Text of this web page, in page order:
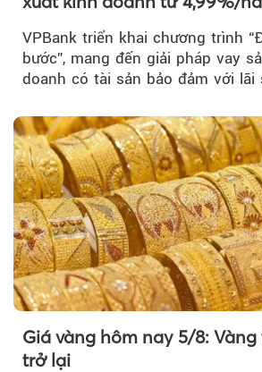
VPBank triển khai chương trình
bước”, mang đến giải pháp vay
doanh có tài sản bảo đảm với lãi
Giá vàng hôm nay 5/8:
trở lại